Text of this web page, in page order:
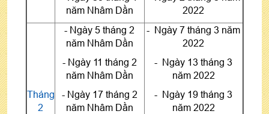
năm Nhâm Dần
2022
Tháng
2
- Ngày 5 tháng 2
năm Nhâm Dần
- Ngày 11 tháng 2
năm Nhâm Dần
- Ngày 17 tháng 2
năm Nhâm Dần
- Ngày 7 tháng 3 năm
2022
- Ngày 13 tháng 3
năm 2022
- Ngày 19 tháng 3
năm 2022